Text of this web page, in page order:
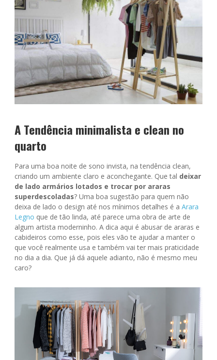
A Tendência minimalista e clean no
quarto
Para uma boa noite de sono invista, na tendência clean,
criando um ambiente claro e aconchegante. Que tal deixar
de lado armários lotados e trocar por araras
superdescoladas? Uma boa sugestão para quem não
deixa de lado o design até nos mínimos detalhes é a Arara
Legno que de tão linda, até parece uma obra de arte de
algum artista moderninho. A dica aqui é abusar de araras e
cabideiros como esse, pois eles vão te ajudar a manter o
que você realmente usa e também vai ter mais praticidade
no dia a dia. Que já dá aquele adianto, não é mesmo meu
caro?